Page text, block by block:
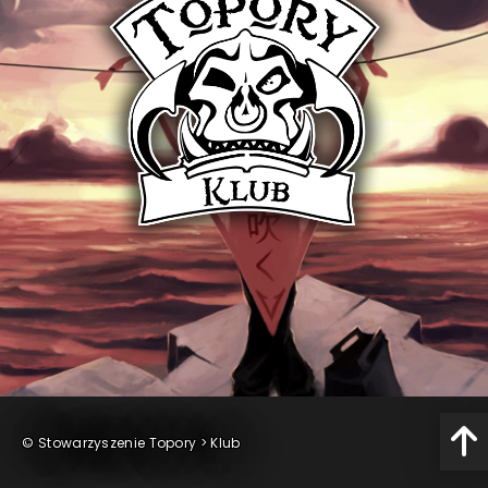
© Stowarzyszenie Topory >Klub